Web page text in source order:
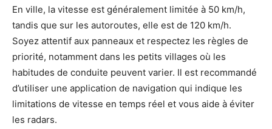
En ville, la vitesse est généralement limitée à 50 km/h,
tandis que sur les autoroutes, elle est de 120 km/h.
Soyez attentif aux panneaux et respectez les règles de
priorité, notamment dans les petits villages où les
habitudes de conduite peuvent varier. Il est recommandé
d’utiliser une application de navigation qui indique les
limitations de vitesse en temps réel et vous aide à éviter
les radars.